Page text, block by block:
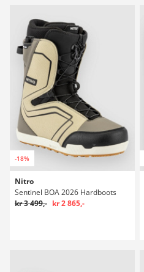
-18%
Nitro
Sentinel BOA 2026 Hardboots
kr 3 499,- kr 2 865,-